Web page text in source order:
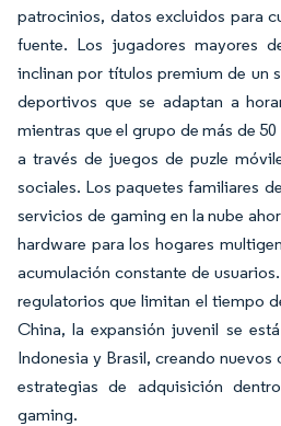
patrocinios, datos excluidos para
fuente. Los jugadores mayores
inclinan por títulos premium de un
deportivos que se adaptan a
mientras que el grupo de más de
a través de juegos de puzle
sociales. Los paquetes familiares
servicios de gaming en la nube
hardware para los hogares
acumulación constante de
regulatorios que limitan el tiempo
China, la expansión juvenil se
Indonesia y Brasil, creando nuevos
estrategias de adquisición
gaming.